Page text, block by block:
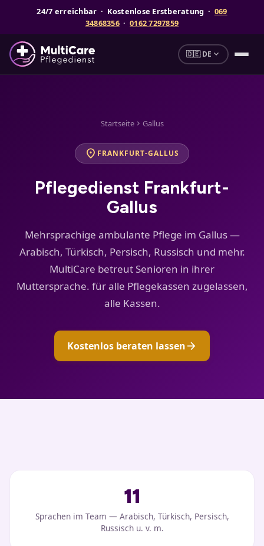
24/7 erreichbar · Kostenlose Erstberatung · 069
34868356·0162 7297859
🇩🇪 DE expand_more
Startseitechevron_right Gallus
location_on FRANKFURT-GALLUS
Pflegedienst Frankfurt-
Gallus
Mehrsprachige ambulante Pflege im Gallus —
Arabisch, Türkisch, Persisch, Russisch und mehr.
MultiCare betreut Senioren in ihrer
Muttersprache. für alle Pflegekassen zugelassen,
alle Kassen.
Kostenlos beraten lassenarrow_forward
11
Sprachen im Team — Arabisch, Türkisch, Persisch,
Russisch u. v. m.